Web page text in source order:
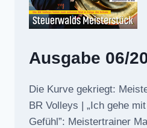
Ausgabe 06/
Die Kurve gekriegt:
BR Volleys | „Ich gehe
Gefühl”: Meistertrainer